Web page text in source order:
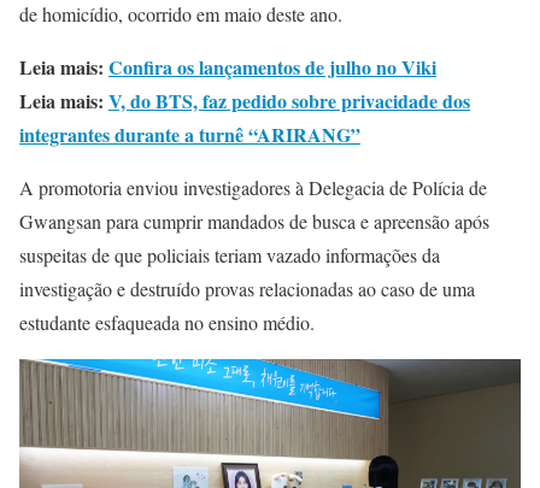
de homicídio, ocorrido em maio deste ano.
Leia mais: Confira os lançamentos de julho no Viki
Leia mais: V, do BTS, faz pedido sobre privacidade dos
integrantes durante a turnê “ARIRANG”
A promotoria enviou investigadores à Delegacia de Polícia de
Gwangsan para cumprir mandados de busca e apreensão após
suspeitas de que policiais teriam vazado informações da
investigação e destruído provas relacionadas ao caso de uma
estudante esfaqueada no ensino médio.